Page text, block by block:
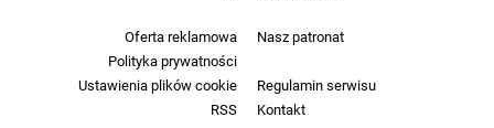
Oferta reklamowa
Nasz patronat
Polityka prywatności
Ustawienia plików cookie
Regulamin serwisu
RSS
Kontakt